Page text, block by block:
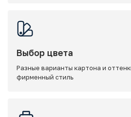
Выбор цвета
Разные варианты картона и
фирменный стиль